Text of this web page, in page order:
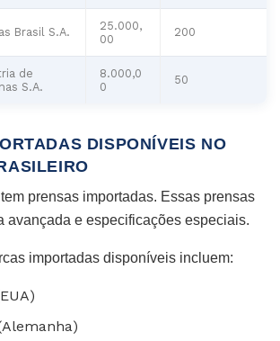
Brasil S.A.
25.000,
00
200
de
S.A.
8.000,0
0
50
DISPONÍVEIS NO
prensas importadas. Essas prensas
avançada e especificações especiais.
importadas disponíveis incluem: